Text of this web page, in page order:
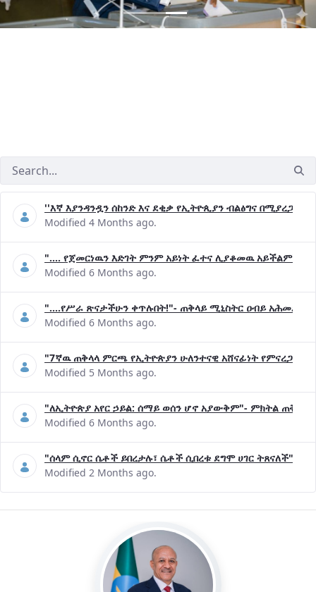
''እኛ እያንዳንዷን ሰከንድ እና ደቂቃ የኢትዮጲያን ብልፅግና
Modified 4 Months ago.
".... የጀመርነዉን እድገት ምንም አይነት ፈተና ሊያቆመዉ አይችልም"-
Modified 6 Months ago.
"....የሥራ ጽናታችሁን ቀጥሉበት!"- ጠቅላይ ሚኒስትር ዐብይ አሕመድ (ዶ/
Modified 6 Months ago.
"7ኛዉ ጠቅላላ ምርጫ የኢትዮጵያን ሁለንተናዊ አሸናፊነት
Modified 5 Months ago.
"ለኢትዮጵያ አየር ኃይል: ሰማይ ወሰን ሆኖ አያውቅም"- ምክትል ጠቅላይ
Modified 6 Months ago.
"ሰላም ሲኖር ሴቶች ይበረታሉ፣ ሴቶች ሲበረቱ ደግሞ ሀገር ትጸናለች"-
Modified 2 Months ago.